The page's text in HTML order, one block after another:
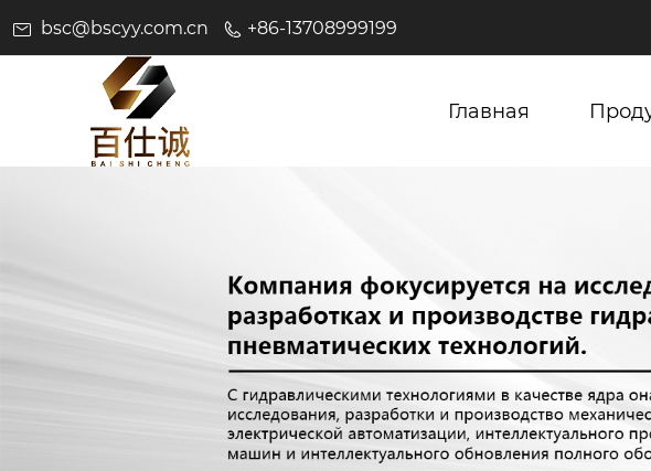
bsc@bscyy.com.cn +86-13708999199
Главная